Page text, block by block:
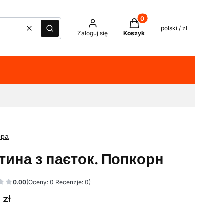
WyczyśćSzukaj Zaloguj się
Produkty w koszyku: 0.
Koszyk
polski / zł
з паєток. Попкорн
0.00(Oceny: 0 Recenzje: 0)